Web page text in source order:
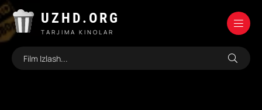
UZHD.ORG
TARJIMA KINOLAR